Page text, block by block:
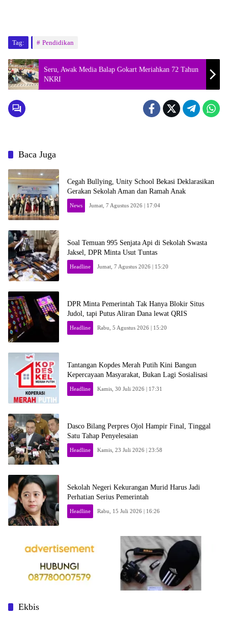
Tag: Pendidikan
Seru, Awak Media Balap Gokart Meriahkan 72 Tahun
NKRI
Baca Juga
Cegah Bullying, Unity School Bekasi Deklarasikan
Gerakan Sekolah Aman dan Ramah Anak
News Jumat, 7 Agustus 2026 | 17:04
Soal Temuan 995 Senjata Api di Sekolah Swasta
Jaksel, DPR Minta Usut Tuntas
Headline Jumat, 7 Agustus 2026 | 15:20
DPR Minta Pemerintah Tak Hanya Blokir Situs
Judol, tapi Putus Aliran Dana lewat QRIS
Headline Rabu, 5 Agustus 2026 | 15:20
Tantangan Kopdes Merah Putih Kini Bangun
Kepercayaan Masyarakat, Bukan Lagi Sosialisasi
Headline Kamis, 30 Juli 2026 | 17:31
Dasco Bilang Perpres Ojol Hampir Final, Tinggal
Satu Tahap Penyelesaian
Headline Kamis, 23 Juli 2026 | 23:58
Sekolah Negeri Kekurangan Murid Harus Jadi
Perhatian Serius Pemerintah
Headline Rabu, 15 Juli 2026 | 16:26
Ekbis